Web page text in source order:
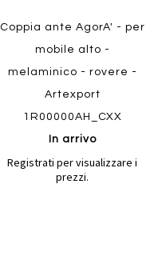
Coppia ante AgorA' - per
mobile alto -
melaminico - rovere -
Artexport
1R00000AH_CXX
In arrivo
Registrati per visualizzare i
prezzi.